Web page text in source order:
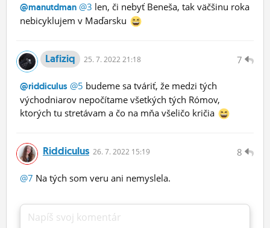
@manutdman @3 len, či nebyť Beneša, tak väčšinu roka
nebicyklujem v Maďarsku
7
Lafiziq 25. 7. 2022 21:18
@riddiculus @5 budeme sa tváriť, že medzi tých
východniarov nepočítame všetkých tých Rómov,
ktorých tu stretávam a čo na mňa všeličo kričia
8
Riddiculus 26. 7. 2022 15:19
@7 Na tých som veru ani nemyslela.
Napíš svoj komentár